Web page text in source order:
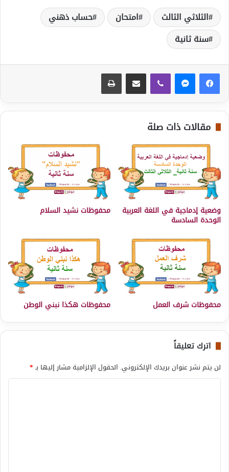
الثلاثي الثالث امتحان
حساب ذهني
سنة ثانية
مقالات ذات صلة
وضعية إدماجية في اللغة العربية
الوحدة السادسة
محفوظات نشيد السلام
محفوظات شرف العمل محفوظات هكذا نبني الوطن
اترك تعليقاً
لن يتم نشر عنوان بريدك الإلكتروني. الحقول الإلزامية مشار إليها بـ*